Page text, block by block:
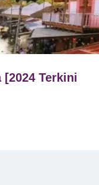
[2024 Terkini